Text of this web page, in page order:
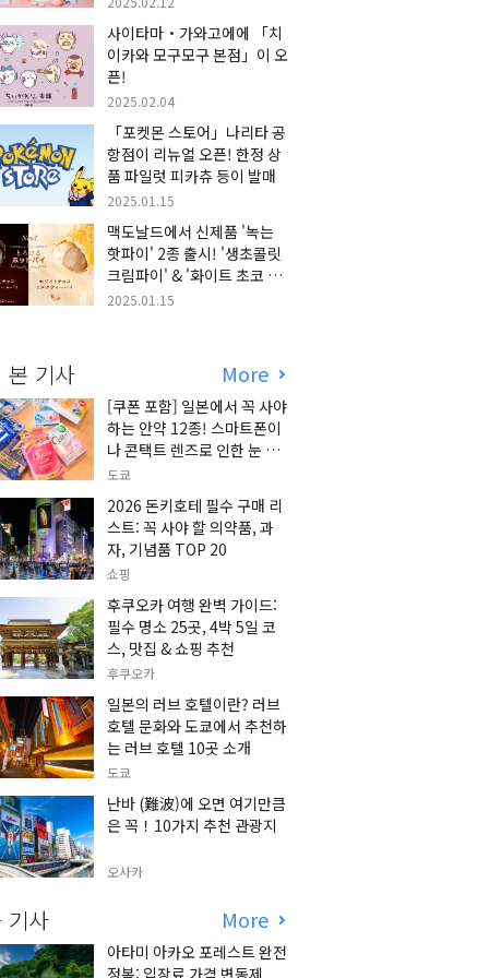
사이타마・가와고에에 「치
이카와 모구모구 본점」이 오
픈!
2025.02.04
「포켓몬 스토어」나리타 공
항점이 리뉴얼 오픈! 한정 상
품 파일럿 피카츄 등이 발매
2025.01.15
맥도날드에서 신제품 '녹는
핫파이' 2종 출시! '생초콜릿
크림파이' & '화이트 초코 밀
크티 파이' 출시!
2025.01.15
본 기사 More
[쿠폰 포함] 일본에서 꼭 사야
하는 안약 12종! 스마트폰이
나 콘택트 렌즈로 인한 눈 피
로에 최적!
도쿄
2026 돈키호테 필수 구매 리
스트: 꼭 사야 할 의약품, 과
자, 기념품 TOP 20
쇼핑
후쿠오카 여행 완벽 가이드:
필수 명소 25곳, 4박 5일 코
스, 맛집 & 쇼핑 추천
후쿠오카
일본의 러브 호텔이란? 러브
호텔 문화와 도쿄에서 추천하
는 러브 호텔 10곳 소개
도쿄
난바 (難波)에 오면 여기만큼
은 꼭！10가지 추천 관광지
오사카
기사 More
아타미 아카오 포레스트 완전
정복: 입장료 가격 변동제,